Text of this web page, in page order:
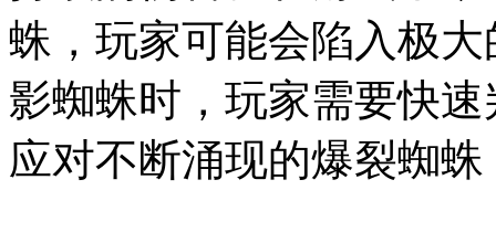
蛛，玩家可能会陷入极
影蜘蛛时，玩家需要快
应对不断涌现的爆裂蜘